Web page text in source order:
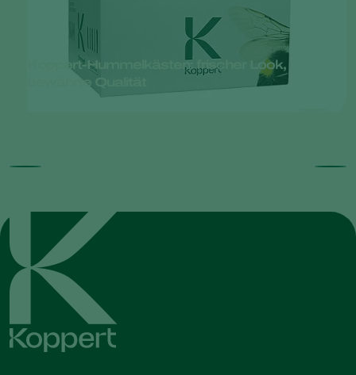
Koppert-Hummelkästen: frischer Look,
bewährte Qualität